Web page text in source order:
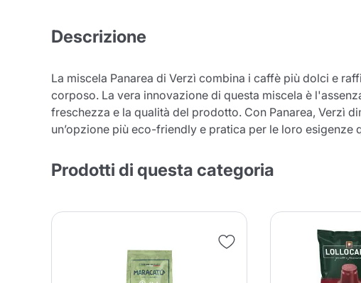
Descrizione
La miscela Panarea di Verzì combina i caffè più dolci e
corposo. La vera innovazione di questa miscela è
freschezza e la qualità del prodotto. Con Panarea, Verzì
un’opzione più eco-friendly e pratica per le loro esigenze
Prodotti di questa categoria
Il
Continua a